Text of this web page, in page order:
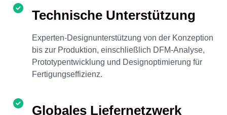
Technische Unterstützung
Experten-Designunterstützung von der Konzeption
bis zur Produktion, einschließlich DFM-Analyse,
Prototypentwicklung und Designoptimierung für
Fertigungseffizienz.
Globales Liefernetzwerk